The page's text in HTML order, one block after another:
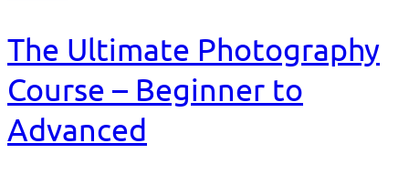
The Ultimate Photography
Course – Beginner to
Advanced